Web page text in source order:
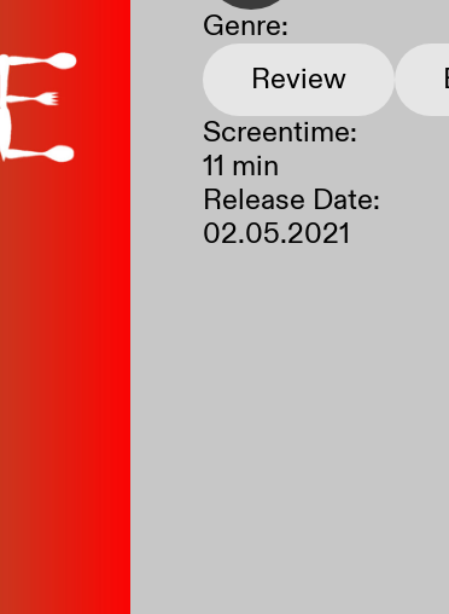
Neustart Ausschalten
Genre:
Review
Screentime:
11 min
Release Date:
02.05.2021